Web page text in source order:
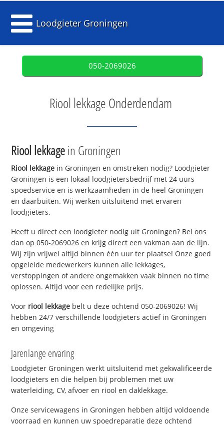
Loodgieter Groningen
050-2069026
Riool lekkage Onderdendam
Riool lekkagein Groningen
Riool lekkage in Groningen en omstreken nodig? Loodgieter
Groningen is een lokaal loodgietersbedrijf met 24 uurs
spoedservice en is werkzaamheden in de heel Groningen
en daarbuiten. Wij werken uitsluitend met ervaren
loodgieters.
Heeft u direct een loodgieter nodig uit Groningen? Bel ons
dan op 050-2069026 en krijg direct een vakman aan de lijn.
Wij zijn vrijwel altijd binnen één uur ter plaatse! Onze goed
opgeleide medewerkers kunnen alle lekkages,
verstoppingen of andere ongemakken vaak binnen no time
oplossen. Altijd voor een redelijke prijs.
Voor riool lekkage belt u deze ochtend 050-2069026! Wij
hebben 24/7 verschillende loodgieters actief in Groningen
en omgeving
Jarenlange ervaring
Loodgieter Groningen werkt uitsluitend met gekwalificeerde
loodgieters en die helpen bij problemen met uw
waterleiding, CV, afvoer en riool en daklekkage.
Onze servicewagens in Groningen hebben altijd voldoende
voorraad en kunnen uw spoedreparatie deze ochtend